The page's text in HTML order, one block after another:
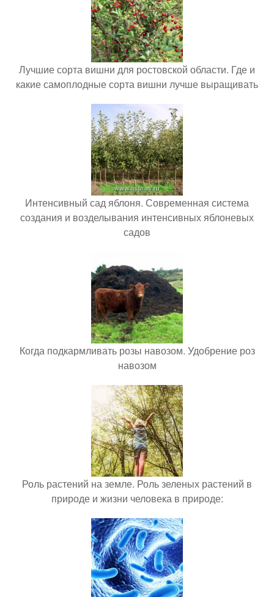
Лучшие сорта вишни для ростовской области. Где и
какие самоплодные сорта вишни лучше выращивать
Интенсивный сад яблоня. Современная система
создания и возделывания интенсивных яблоневых
садов
Когда подкармливать розы навозом. Удобрение роз
навозом
Роль растений на земле. Роль зеленых растений в
природе и жизни человека в природе: